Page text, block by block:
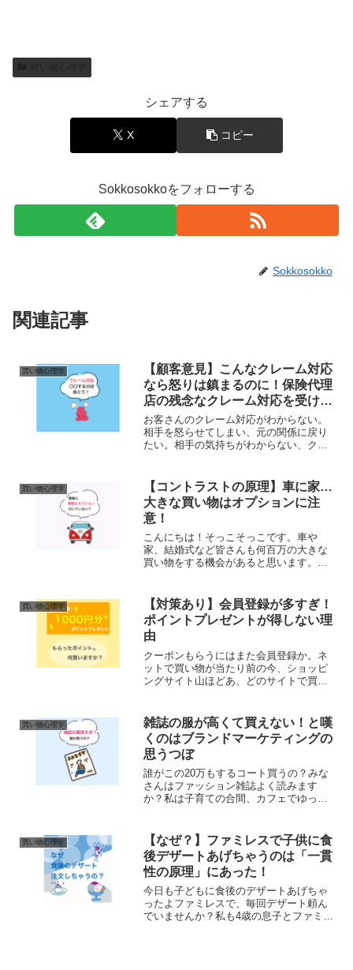
シェアする
X コピー
Sokkosokkoをフォローする
Sokkosokko
関連記事
買い物心理学
【顧客意見】こんなクレーム対応
なら怒りは鎮まるのに！保険代理
店の残念なクレーム対応を受けま
した。
お客さんのクレーム対応がわからない。
相手を怒らせてしまい、元の関係に戻り
たい。相手の気持ちがわからない、クレ
が、こんなクレーム対応してほしかっ
た！という実体験をご紹介しま...
買い物心理学
【コントラストの原理】車に家…
大きな買い物はオプションに注
意！
こんにちは！そっこそっこです。車や
家、結婚式など皆さんも何百万の大きな
買い物をする機会があると思います。買
も…と後悔することありませんか？大き
な買い物にオプションを付け...
買い物心理学
【対策あり】会員登録が多すぎ！
ポイントプレゼントが得しない理
由
クーポンもらうにはまた会員登録か。ネ
ットで買い物が当たり前の今、ショッピ
ングサイト山ほどあ、どのサイトで買う
限定】新規会員に1,000円分のポイントプ
レゼント！無料会員...
買い物心理学
雑誌の服が高くて買えない！と嘆
くのはブランドマーケティングの
思うつぼ
誰がこの20万もするコート買うの？みな
さんはファッション雑誌よく読みます
か？私は子育ての合間、カフェでゆっく
ァッション雑誌をみていていつも思うこ
とがあります。それは、服が...
買い物心理学
【なぜ？】ファミレスで子供に食
後デザートあげちゃうのは「一貫
性の原理」にあった！
今日も子どもに食後のデザートあげちゃ
ったよファミレスで、毎回デザート頼ん
でいませんか？私も4歳の息子とファミレ